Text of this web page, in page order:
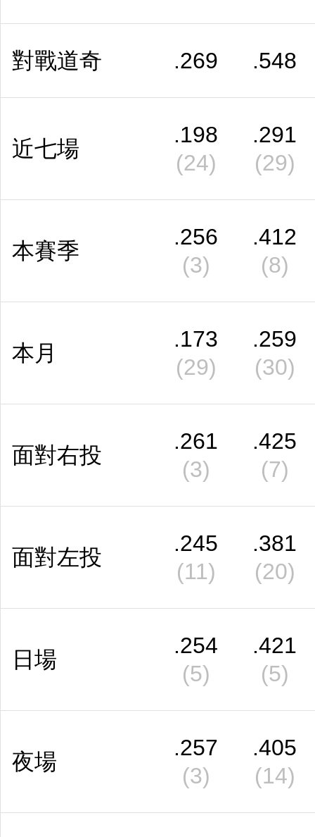
對戰道奇 .269 .548
近七場
.198
(24)
.291
(29)
本賽季
.256
(3)
.412
(8)
本月
.173
(29)
.259
(30)
面對右投
.261
(3)
.425
(7)
面對左投
.245
(11)
.381
(20)
日場
.254
(5)
.421
(5)
夜場
.257
(3)
.405
(14)